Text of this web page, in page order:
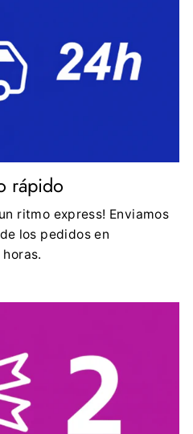
rápido
ritmo express! Enviamos
los pedidos en
horas.